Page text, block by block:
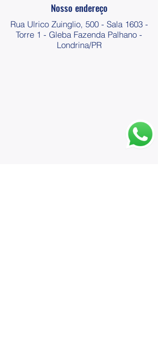
Nosso endereço
Rua Ulrico Zuinglio, 500 - Sala 1603 -
Torre 1 - Gleba Fazenda Palhano -
Londrina/PR